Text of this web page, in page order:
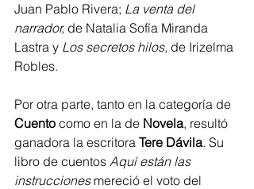
Juan Pablo Rivera; La venta del
narrador, de Natalia Sofía Miranda
Lastra y Los secretos hilos, de Irizelma
Robles.
Por otra parte, tanto en la categoría de
Cuento como en la de Novela, resultó
ganadora la escritora Tere Dávila. Su
libro de cuentos Aquí están las
instrucciones mereció el voto del